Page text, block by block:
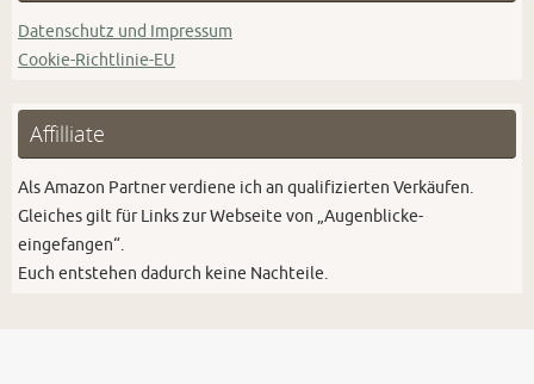
Datenschutz und Impressum
Cookie-Richtlinie-EU
Affilliate
Als Amazon Partner verdiene ich an qualifizierten Verkäufen.
Gleiches gilt für Links zur Webseite von „Augenblicke-
eingefangen“.
Euch entstehen dadurch keine Nachteile.